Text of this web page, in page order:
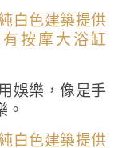
娛樂，像是手